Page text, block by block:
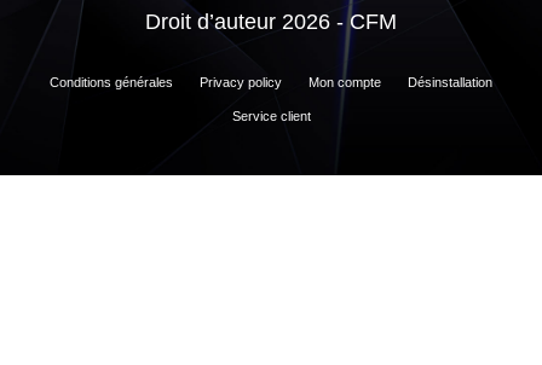
Droit d’auteur 2026 - CFM
Conditions générales Privacy policy Mon compte Désinstallation
Service client